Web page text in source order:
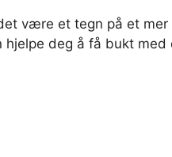
være et tegn på et mer
deg å få bukt med